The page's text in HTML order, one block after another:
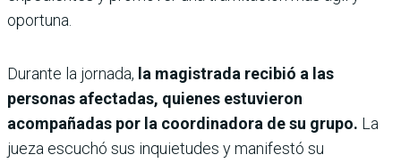
oportuna.
Durante la jornada, la magistrada recibió a las
personas afectadas, quienes estuvieron
acompañadas por la coordinadora de su grupo. La
jueza escuchó sus inquietudes y manifestó su